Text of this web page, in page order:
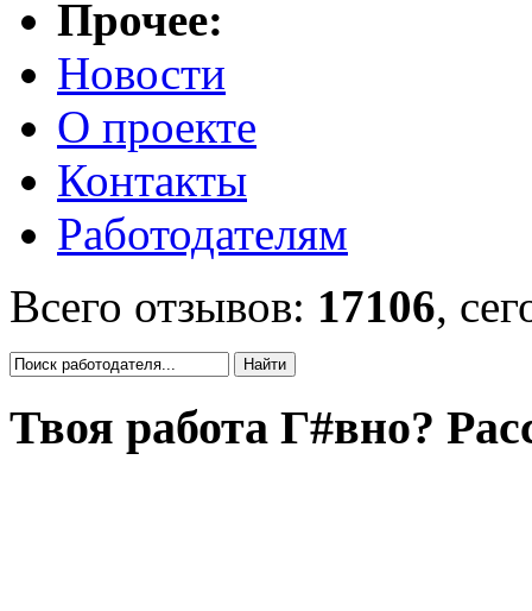
Прочее:
Новости
О проекте
Контакты
Работодателям
Всего отзывов: 17106,
Твоя работа Г#вно?